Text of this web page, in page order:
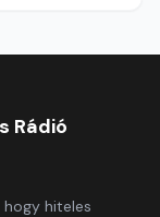
Rádió
hogy hiteles